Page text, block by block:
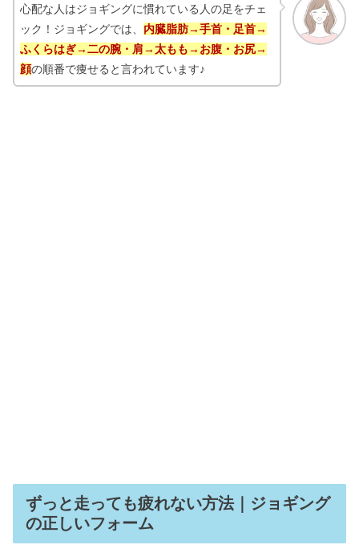
心配な人はジョギングに慣れている人の足をチェ
ック！ジョギングでは、 内臓脂肪→手首・足首→
ふくらはぎ→二の腕・肩→太もも→お腹・お尻→
顔の順番で痩せると言われています♪
ずっと走っても疲れない方法｜ジョギング
の正しいフォーム